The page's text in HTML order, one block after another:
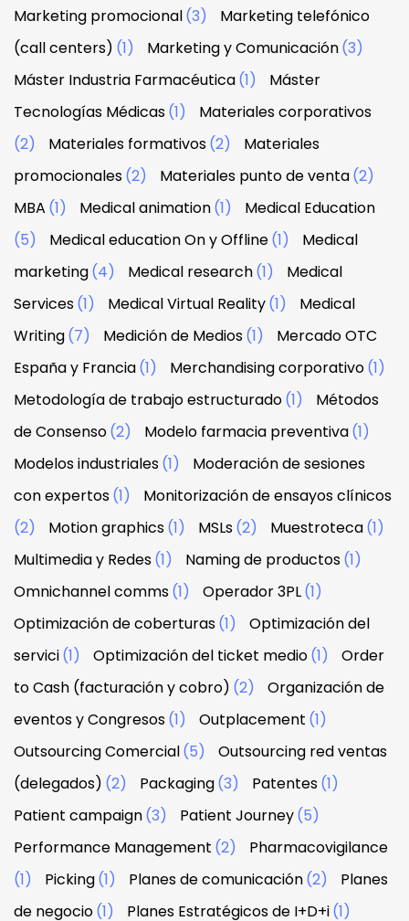
Marketing promocional(3)
Marketing telefónico
(call centers) (1) Marketing y Comunicación(3)
Máster Industria Farmacéutica(1)
Máster
Tecnologías Médicas(1)
Materiales corporativos
(2)
Materiales formativos(2)
Materiales
promocionales(2) Materiales punto de venta(2)
MBA (1) Medical animation(1)
Medical Education
(5)
Medical education On y Offline(1)
Medical
marketing(4) Medical research(1)
Medical
Services(1) Medical Virtual Reality(1)
Medical
Writing(7) Medición de Medios(1)
Mercado OTC
España y Francia(1) Merchandising corporativo(1)
Metodología de trabajo estructurado(1)
Métodos
de Consenso(2) Modelo farmacia preventiva(1)
Modelos industriales(1)
Moderación de sesiones
con expertos(1)
Monitorización de ensayos clínicos
(2)
Motion graphics(1) MSLs(2) Muestroteca(1)
Multimedia y Redes(1) Naming de productos(1)
Omnichannel comms(1) Operador 3PL(1)
Optimización de coberturas(1)
Optimización del
servici(1) Optimización del ticket medio(1)
Order
to Cash (facturación y cobro) (2)
Organización de
eventos y Congresos(1) Outplacement (1)
Outsourcing Comercial(5)
Outsourcing red ventas
(delegados) (2) Packaging(3) Patentes(1)
Patient campaign(3) Patient Journey(5)
Performance Management (2)
Pharmacovigilance
(1)
Picking(1) Planes de comunicación(2)
Planes
de negocio(1) Planes Estratégicos de I+D+i(1)